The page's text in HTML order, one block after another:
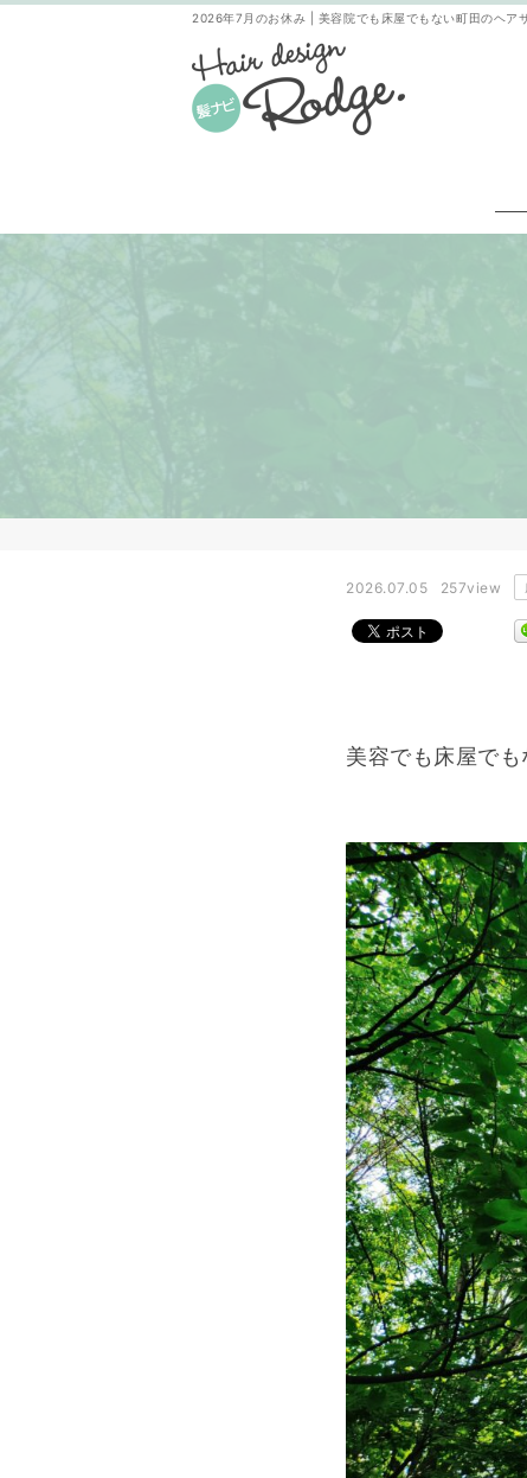
2026年7月のお休み | 美容院でも床屋でもない町田のヘア
2026.07.05 257view
美容でも床屋で